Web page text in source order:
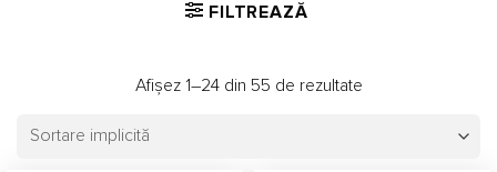
FILTREAZĂ
Afișez 1–24 din 55 de rezultate